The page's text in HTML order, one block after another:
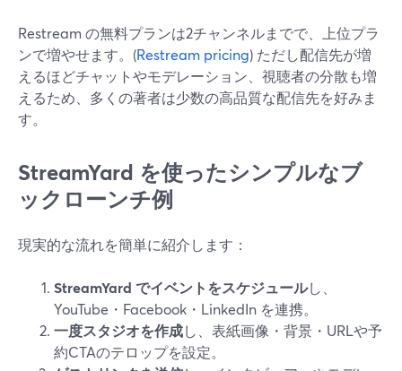
Restream の無料プランは2チャンネルまでで、上位プラ
ンで増やせます。(Restream pricing) ただし配信先が増
えるほどチャットやモデレーション、視聴者の分散も増
えるため、多くの著者は少数の高品質な配信先を好みま
す。
StreamYard を使ったシンプルなブ
ックローンチ例
現実的な流れを簡単に紹介します：
StreamYard でイベントをスケジュールし、
YouTube・Facebook・LinkedIn を連携。
一度スタジオを作成し、表紙画像・背景・URLや予
約CTAのテロップを設定。